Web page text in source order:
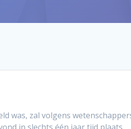
was, zal volgens